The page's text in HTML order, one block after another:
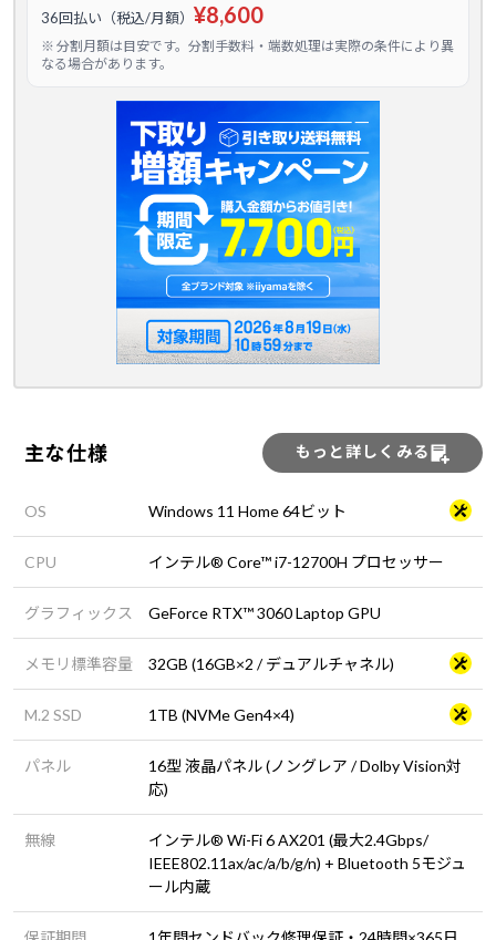
36回払い（税込/月額） ¥8,600
※ 分割月額は目安です。分割手数料・端数処理は実際の条件により異
なる場合があります。
主な仕様 もっと詳しくみる
OS Windows 11 Home 64ビット
CPU インテル® Core™ i7-12700H プロセッサー
グラフィックス GeForce RTX™ 3060 Laptop GPU
メモリ標準容量 32GB (16GB×2 / デュアルチャネル)
M.2 SSD 1TB (NVMe Gen4×4)
パネル
16型 液晶パネル (ノングレア / Dolby Vision対
応)
無線
インテル® Wi-Fi 6 AX201 (最大2.4Gbps/
IEEE802.11ax/ac/a/b/g/n) + Bluetooth 5モジュ
ール内蔵